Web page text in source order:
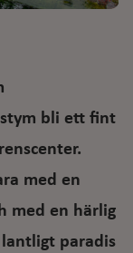
bli ett fint
med en
med en härlig
paradis